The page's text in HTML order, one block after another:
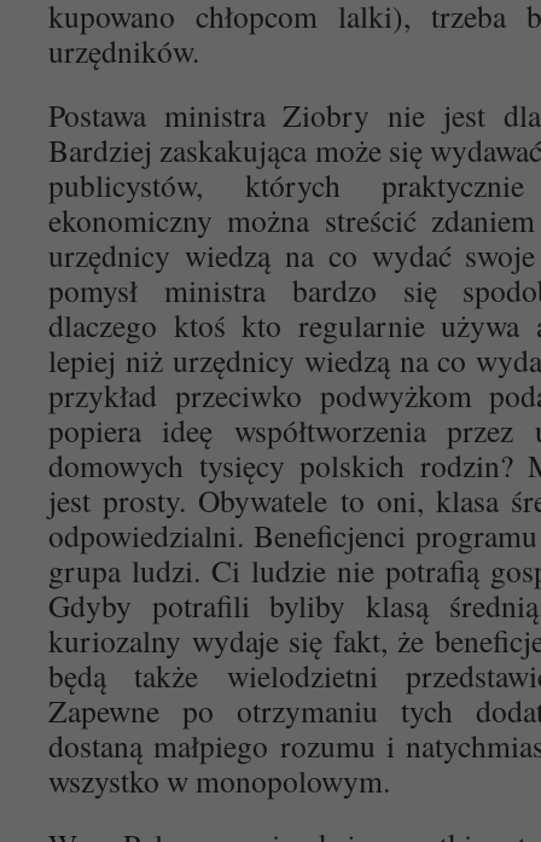
kupowano chłopcom lalki), trzeba
urzędników.
Postawa ministra Ziobry nie jest
Bardziej zaskakująca może się
publicystów, których
ekonomiczny można streścić
urzędnicy wiedzą na co wydać
pomysł ministra bardzo się
dlaczego ktoś kto regularnie używa
lepiej niż urzędnicy wiedzą na co
przykład przeciwko podwyżkom
popiera ideę współtworzenia przez
domowych tysięcy polskich rodzin?
jest prosty. Obywatele to oni, klasa
odpowiedzialni. Beneficjenci
grupa ludzi. Ci ludzie nie potrafią
Gdyby potrafili byliby klasą
kuriozalny wydaje się fakt, że
będą także wielodzietni
Zapewne po otrzymaniu tych
dostaną małpiego rozumu i
wszystko w monopolowym.